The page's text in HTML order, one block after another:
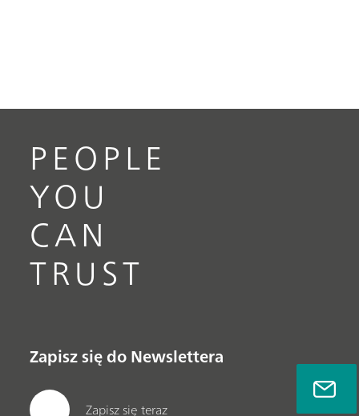
PEOPLE
YOU
CAN
TRUST
Zapisz się do Newslettera
Zapisz się teraz